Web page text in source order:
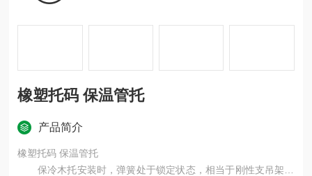
橡塑托码 保温管托
产品简介
橡塑托码 保温管托
保冷木托安装时，弹簧处于锁定状态，相当于刚性支吊架，